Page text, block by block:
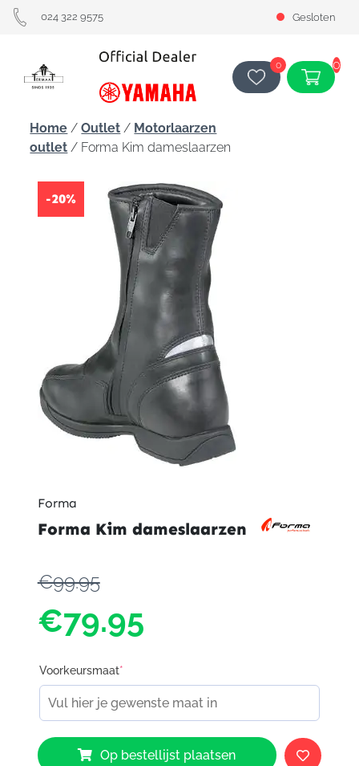
024 322 9575 Gesloten
0 0
Home /Outlet / Motorlaarzen
outlet / Forma Kim dameslaarzen
-20%
Forma
Forma Kim dameslaarzen
€99.95
€79.95
Voorkeursmaat*
Forma
Kim
Op bestellijst plaatsen